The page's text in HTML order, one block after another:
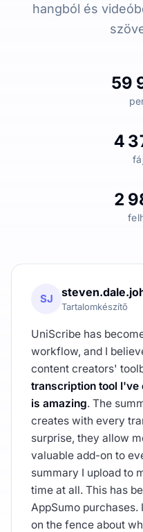
hangból és
59
4
2
SJ
Tartalomkészítő
UniScribe has
workflow, and I
content creators'
transcription tool I've
is amazing. The
creates with every
surprise, they allow
valuable add-on to
summary I upload to
time at all. This has
AppSumo
on the fence about